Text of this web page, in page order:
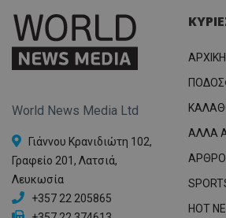
World News Media Ltd
Γιάννου Κρανιδιώτη 102,
Γραφείο 201, Λατσιά,
Λευκωσία
+357 22 205865
ΑΡΧΙΚΗ
ΑΛΛΑ
HOT